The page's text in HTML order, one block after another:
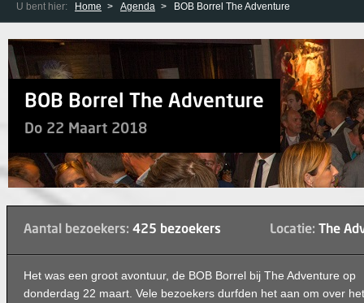
U bent hier: Home Agenda BOB Borrel The Adventure
BOB Borrel The Adventure
Do 22 Maart 2018
Aantal bezoekers: 425 bezoekers Locatie: The
Het was een groot avontuur, de BOB Borrel bij The Adventure op
donderdag 22 maart. Vele bezoekers durfden het aan om over het